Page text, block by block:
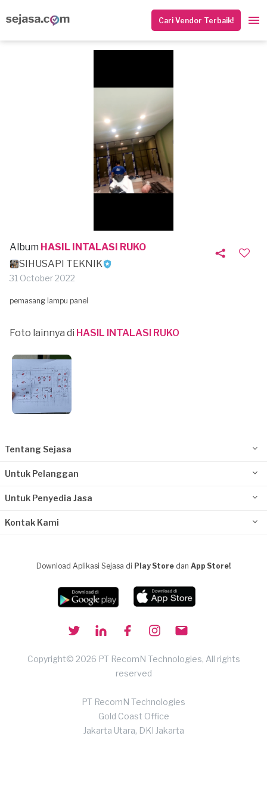
Cari Vendor Terbaik!
Album HASIL INTALASI RUKO
SIHUSAPI TEKNIK
31 October 2022
pemasang lampu panel
Foto lainnya di HASIL INTALASI RUKO
Tentang Sejasa
Untuk Pelanggan
Untuk Penyedia Jasa
Kontak Kami
Download Aplikasi Sejasa di Play Store dan App Store!
Copyright© 2026 PT RecomN Technologies, All rights
reserved
PT RecomN Technologies
Gold Coast Office
Jakarta Utara, DKI Jakarta